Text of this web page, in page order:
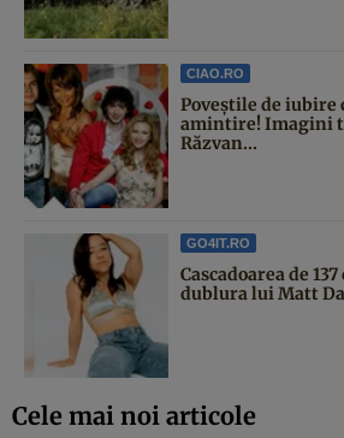
CIAO.RO
Poveştile de iubire
amintire! Imagini
Răzvan...
GO4IT.RO
Cascadoarea de
dublura lui Matt
Cele mai noi articole